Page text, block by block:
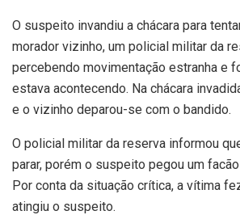
O suspeito invandiu a chácara para
morador vizinho, um policial militar da
percebendo movimentação estranha e
estava acontecendo. Na chácara
e o vizinho deparou-se com o bandido.
O policial militar da reserva informou
parar, porém o suspeito pegou um
Por conta da situação crítica, a vítima
atingiu o suspeito.